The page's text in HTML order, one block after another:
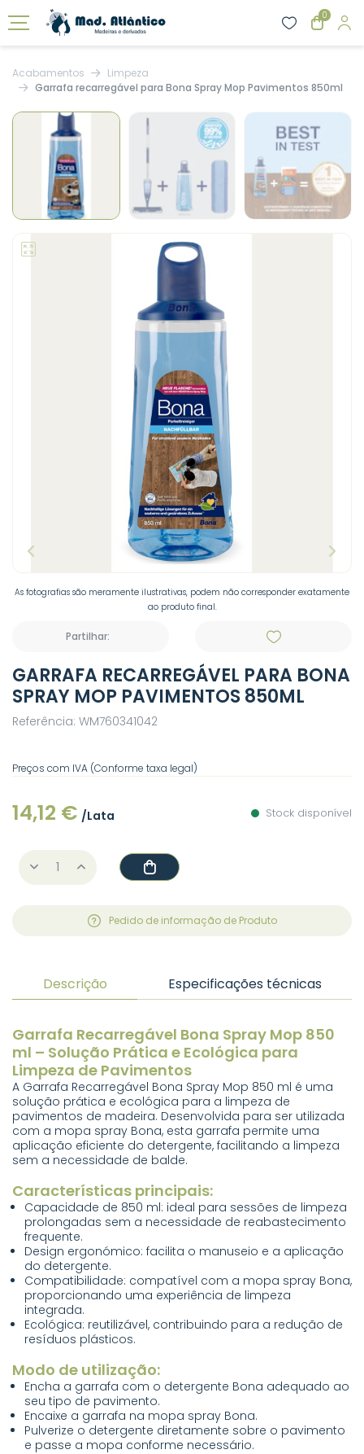
0
Acabamentos
Limpeza
Garrafa recarregável para Bona Spray Mop Pavimentos 850ml
As fotografias são meramente ilustrativas, podem não corresponder exatamente
ao produto final.
Partilhar:
GARRAFA RECARREGÁVEL PARA BONA
SPRAY MOP PAVIMENTOS 850ML
Referência: WM760341042
Preços com IVA (Conforme taxa legal)
14,12 € /Lata Stock disponível
Pedido de informação de Produto
Descrição Especificações técnicas
Garrafa Recarregável Bona Spray Mop 850
ml – Solução Prática e Ecológica para
Limpeza de Pavimentos
A Garrafa Recarregável Bona Spray Mop 850 ml é uma
solução prática e ecológica para a limpeza de
pavimentos de madeira. Desenvolvida para ser utilizada
com a mopa spray Bona, esta garrafa permite uma
aplicação eficiente do detergente, facilitando a limpeza
sem a necessidade de balde.
Características principais:
Capacidade de 850 ml: ideal para sessões de limpeza
prolongadas sem a necessidade de reabastecimento
frequente.
Design ergonómico: facilita o manuseio e a aplicação
do detergente.
Compatibilidade: compatível com a mopa spray Bona,
proporcionando uma experiência de limpeza
integrada.
Ecológica: reutilizável, contribuindo para a redução de
resíduos plásticos.
Modo de utilização:
Encha a garrafa com o detergente Bona adequado ao
seu tipo de pavimento.
Encaixe a garrafa na mopa spray Bona.
Pulverize o detergente diretamente sobre o pavimento
e passe a mopa conforme necessário.